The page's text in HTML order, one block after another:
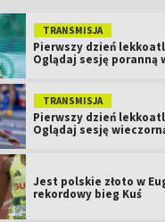
TRANSMISJA
Pierwszy dzień
Oglądaj sesję poranną
TRANSMISJA
Pierwszy dzień
Oglądaj sesję
Jest polskie złoto w
rekordowy bieg Kuś